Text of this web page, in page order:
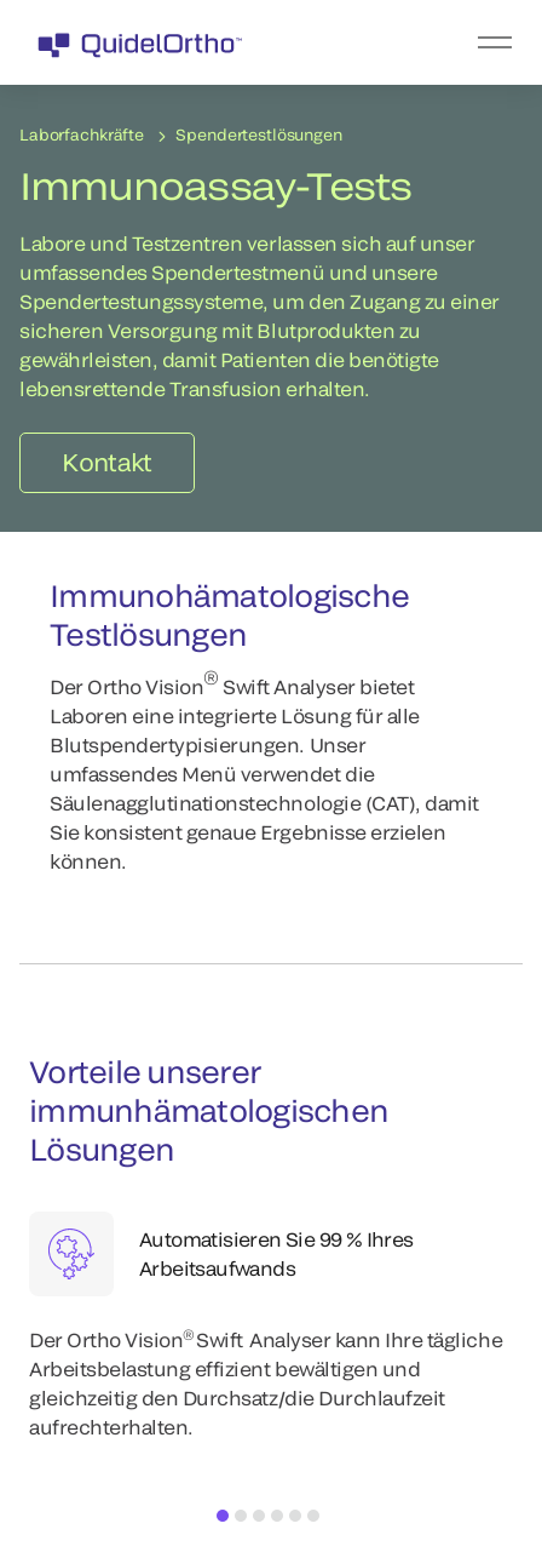
Laborfachkräfte Spendertestlösungen
Immunoassay-Tests
Labore und Testzentren verlassen sich auf unser
umfassendes Spendertestmenü und unsere
Spendertestungssysteme, um den Zugang zu einer
sicheren Versorgung mit Blutprodukten zu
gewährleisten, damit Patienten die benötigte
lebensrettende Transfusion erhalten.
Kontakt
Immunohämatologische
Testlösungen
Der Ortho Vision® Swift Analyser bietet
Laboren eine integrierte Lösung für alle
Blutspendertypisierungen. Unser
umfassendes Menü verwendet die
Säulenagglutinationstechnologie (CAT), damit
Sie konsistent genaue Ergebnisse erzielen
können.
Vorteile unserer
immunhämatologischen
Lösungen
Automatisieren Sie 99 % Ihres
Arbeitsaufwands
Der Ortho Vision® Swift Analyser kann Ihre tägliche
Arbeitsbelastung effizient bewältigen und
gleichzeitig den Durchsatz/die Durchlaufzeit
aufrechterhalten.